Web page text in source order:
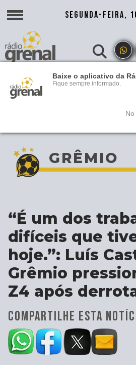
Baixe o aplicativo da
Fique sempre informado.
SEGUNDA-FEIRA,
GRÊMIO
“É um dos
difíceis que
hoje.”: Luís
Grêmio
Z4 após
COMPARTILHE ESTA